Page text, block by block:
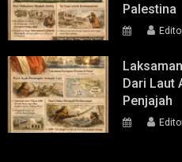
Palestina
Dari Laut
Penjajah